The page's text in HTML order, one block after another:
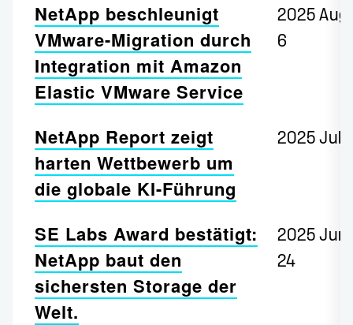
NetApp beschleunigt
VMware-Migration durch
Integration mit Amazon
Elastic VMware Service
2025 Aug
6
NetApp Report zeigt
harten Wettbewerb um
die globale KI-Führung
2025 Jul
SE Labs Award bestätigt:
NetApp baut den
sichersten Storage der
Welt.
2025 Jun
24